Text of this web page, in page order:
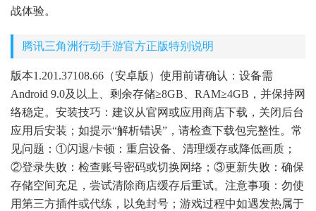
战体验。
腾讯三角洲行动手游官方正版特别说明
版本1.201.37108.66（安卓版）使用前请确认：设备需
Android 9.0及以上、剩余存储≥8GB、RAM≥4GB，并保持网
络稳定。安装技巧：建议从官网或应用商店下载，关闭后台
应用后安装；如提示“解析错误”，请检查下载包完整性。常
见问题：①闪退/卡顿：重启设备、清理缓存或降低画质；
②登录失败：检查账号密码或切换网络；③更新失败：确保
存储空间充足，尝试清除商店缓存后重试。注意事项：勿使
用第三方插件或代练，以免封号；游戏过程中如遇发热属于